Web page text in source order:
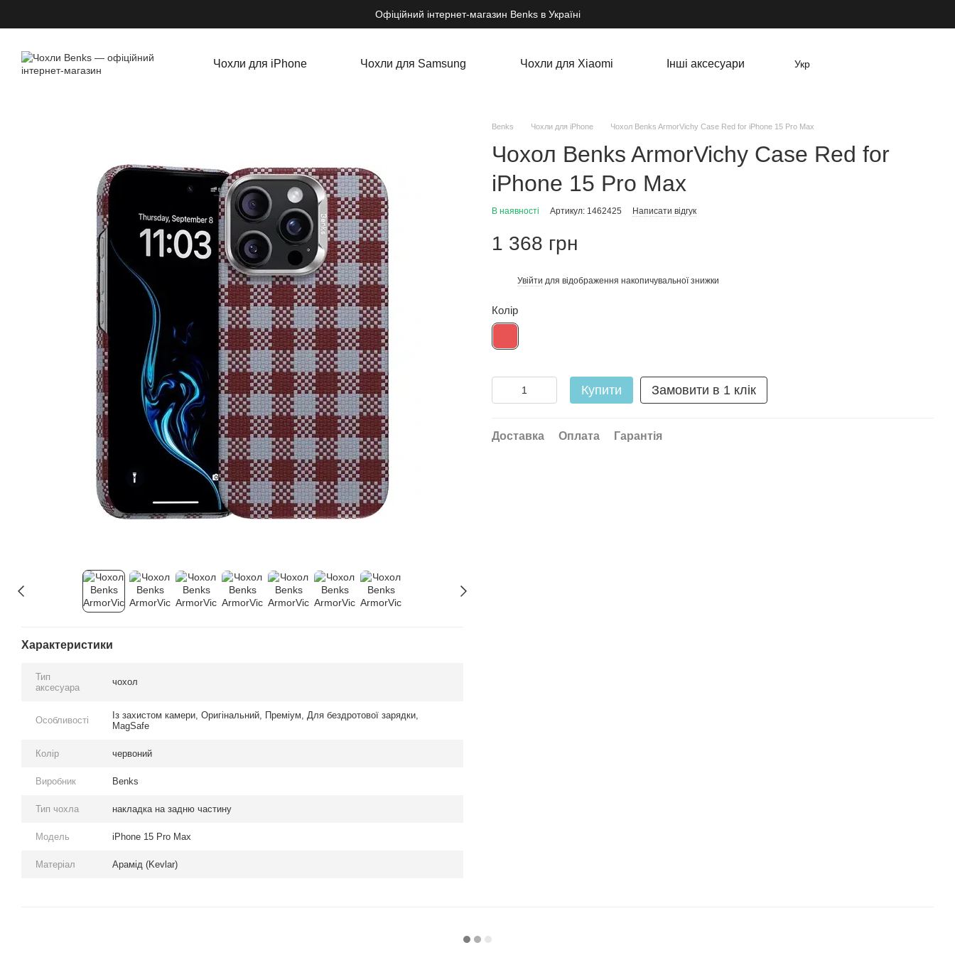
Офіційний інтернет-магазин Benks в Україні
Чохли для iPhone Чохли для Samsung Чохли для Xiaomi Інші аксесуари Укр
Характеристики
Тип
аксесуара
чохол
Особливості
Із захистом камери, Оригінальний, Преміум, Для бездротової зарядки,
MagSafe
Колір червоний
Виробник Benks
Тип чохла накладка на задню частину
Модель iPhone 15 Pro Max
Матеріал Арамід (Kevlar)
Benks Чохли для iPhone Чохол Benks ArmorVichy Case Red for iPhone 15 Pro Max
Чохол Benks ArmorVichy Case Red for
iPhone 15 Pro Max
В наявності Артикул: 1462425 Написати відгук
1 368 грн
Увійти для відображення накопичувальної знижки
Колір
Купити Замовити в 1 клік
Доставка Оплата Гарантія